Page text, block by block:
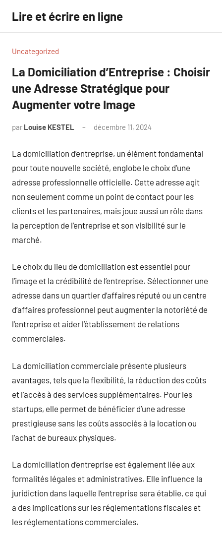
contenu
Lire et écrire en ligne
Uncategorized
La Domiciliation d’Entreprise : Choisir
une Adresse Stratégique pour
Augmenter votre Image
par Louise KESTEL décembre 11, 2024
La domiciliation d’entreprise, un élément fondamental
pour toute nouvelle société, englobe le choix d’une
adresse professionnelle officielle. Cette adresse agit
non seulement comme un point de contact pour les
clients et les partenaires, mais joue aussi un rôle dans
la perception de l’entreprise et son visibilité sur le
marché.
Le choix du lieu de domiciliation est essentiel pour
l’image et la crédibilité de l’entreprise. Sélectionner une
adresse dans un quartier d’affaires réputé ou un centre
d’affaires professionnel peut augmenter la notoriété de
l’entreprise et aider l’établissement de relations
commerciales.
La domiciliation commerciale présente plusieurs
avantages, tels que la flexibilité, la réduction des coûts
et l’accès à des services supplémentaires. Pour les
startups, elle permet de bénéficier d’une adresse
prestigieuse sans les coûts associés à la location ou
l’achat de bureaux physiques.
La domiciliation d’entreprise est également liée aux
formalités légales et administratives. Elle influence la
juridiction dans laquelle l’entreprise sera établie, ce qui
a des implications sur les réglementations fiscales et
les réglementations commerciales.